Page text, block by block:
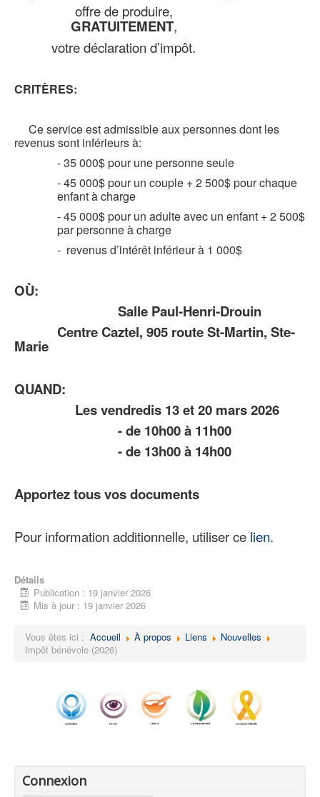
offre de produire,
GRATUITEMENT,
votre déclaration d’impôt.
CRITÈRES:
Ce service est admissible aux personnes dont les
revenus sont inférieurs à:
- 35 000$ pour une personne seule
- 45 000$ pour un couple + 2 500$ pour chaque
enfant à charge
- 45 000$ pour un adulte avec un enfant + 2 500$
par personne à charge
- revenus d’intérêt inférieur à 1 000$
OÙ:
Salle Paul-Henri-Drouin
Centre Caztel, 905 route St-Martin, Ste-
Marie
QUAND:
Les vendredis 13 et 20 mars 2026
- de 10h00 à 11h00
- de 13h00 à 14h00
Apportez tous vos documents
Pour information additionnelle, utiliser ce lien.
Détails
Publication : 19 janvier 2026
Mis à jour : 19 janvier 2026
Vous êtes ici : Accueil À propos Liens
Nouvelles
Impôt bénévole (2026)
Connexion